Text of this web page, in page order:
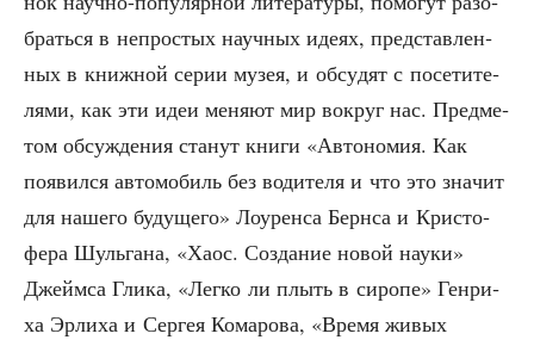
брать­ся в непро­стых науч­ных иде­ях, пред­став­лен­
ных в книж­ной серии музея, и обсу­дят с посе­ти­те­
ля­ми, как эти идеи меня­ют мир вокруг нас. Пред­ме­
том обсуж­де­ния ста­нут кни­ги «Авто­но­мия. Как
появил­ся авто­мо­биль без води­те­ля и что это зна­чит
для наше­го буду­ще­го» Лоурен­са Берн­са и Кри­сто­
фе­ра Шуль­га­на, «Хаос. Созда­ние новой нау­ки»
Джейм­са Гли­ка, «Лег­ко ли плыть в сиро­пе» Ген­ри­
ха Эрли­ха и Сер­гея Кома­ро­ва, «Вре­мя живых